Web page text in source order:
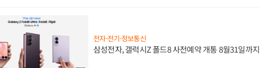
전자·전기·정보통신
삼성전자, 갤럭시Z 폴드8 사전예약 개통 8월31일까